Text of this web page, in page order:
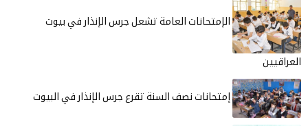
الإمتحانات العامة تشعل جرس الإنذار في بيوت
العراقيين
إمتحانات نصف السنة تقرع جرس الإنذار في البيوت